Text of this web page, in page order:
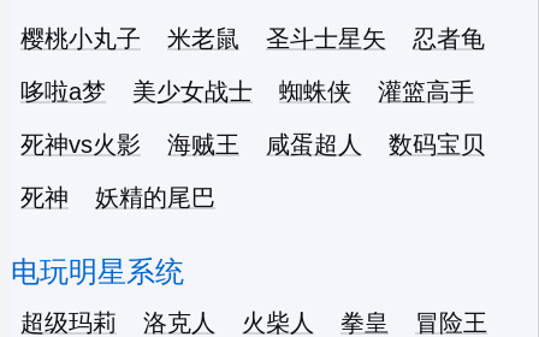
樱桃小丸子
米老鼠 圣斗士星矢
忍者龟
哆啦a梦
美少女战士 蜘蛛侠
灌篮高手
死神vs火影
海贼王 咸蛋超人
数码宝贝
死神
妖精的尾巴
电玩明星系统
超级玛莉 洛克人 火柴人 拳皇
冒险王